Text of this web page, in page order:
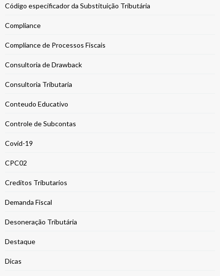
Código especificador da Substituição Tributária
Compliance
Compliance de Processos Fiscais
Consultoria de Drawback
Consultoria Tributaria
Conteudo Educativo
Controle de Subcontas
Covid-19
CPC02
Creditos Tributarios
Demanda Fiscal
Desoneração Tributária
Destaque
Dicas